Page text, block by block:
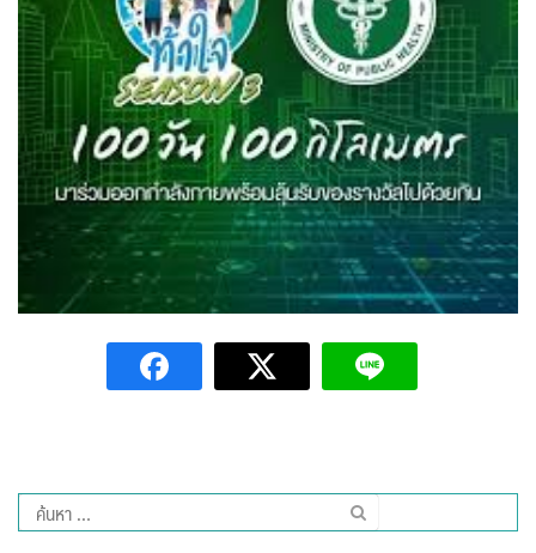
นครน่านอพาร์ทเม้น
นะลาวิวรีสอร์ท
นาต้นบัวโฮมสเตย์
น่านปัว รีสอร์ท
นาเหล่า เก๊าสลี โฮมสเตย์
บวกบัววิวรีสอร์ท
บ้านต้นคูณ
ค้นหา
สำหรับ: